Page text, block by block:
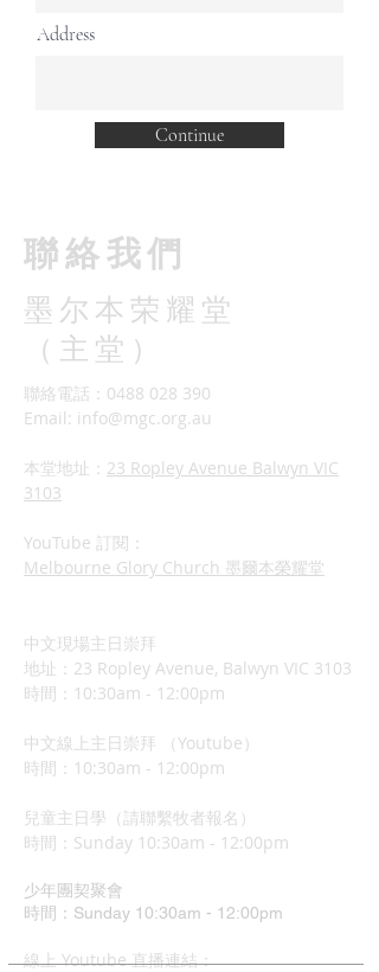
Address
Continue
​聯絡我們
墨尔本荣耀堂
（主堂）
聯絡電話：0488 028 390
Email: info@mgc.org.au
本堂地址： 23 Ropley Avenue Balwyn VIC
3103
YouTube 訂閱：
Melbourne Glory Church 墨爾本榮耀堂
中文現場主日崇拜
地址：23 Ropley Avenue, Balwyn VIC 3103
時間：10:30am - 12:00pm
中文線上主日崇拜 （Youtube）
時間：10:30am - 12:00pm
兒童主日學（請聯繫牧者報名）
​時間：Sunday 10:30am - 12:00pm
少年團契聚會
時間：Sunday 10:30am - 12:00pm
​線上 Youtube 直播連結：